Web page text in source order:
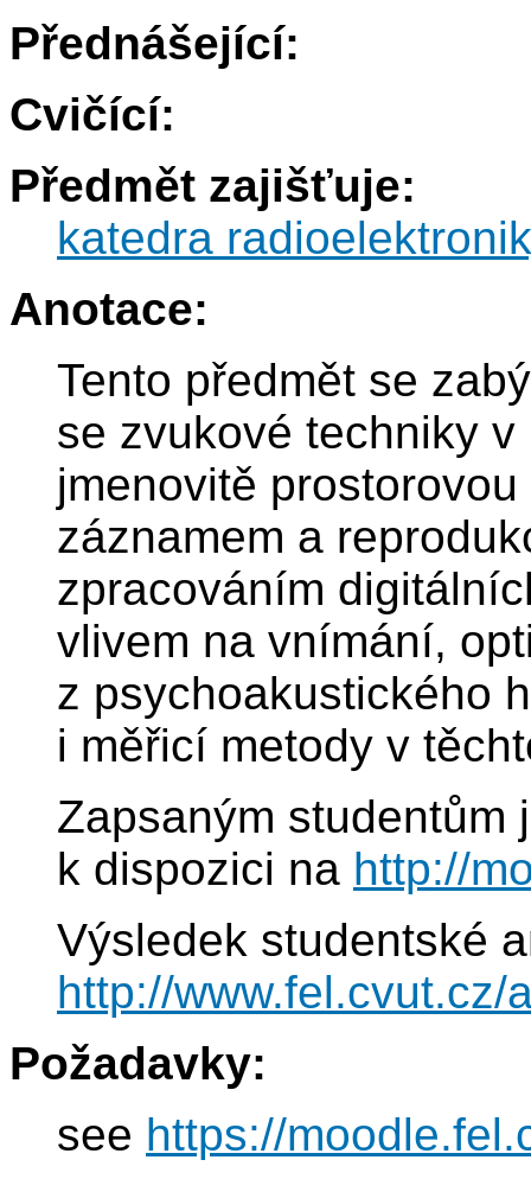
Přednášející:
Cvičící:
Předmět zajišťuje:
katedra
Anotace:
Tento předmět se
se zvukové techniky
jmenovitě
záznamem a
zpracováním
vlivem na vnímání,
z psychoakustického
i měřicí metody v
Zapsaným studentům
k dispozici na http://
Výsledek studentské
http://www.fel.cvut.cz/
Požadavky:
see https://